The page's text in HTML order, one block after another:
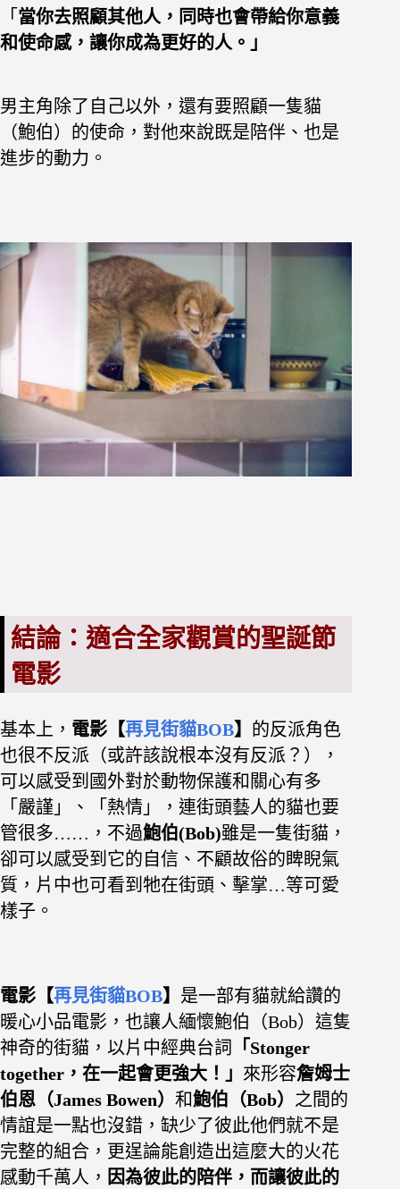
「 當你去照顧其他人，同時也會帶給你意義
和使命感，讓你成為更好的人。 」
男主角除了自己以外，還有要照顧一隻貓
（鮑伯）的使命，對他來說既是陪伴、也是
進步的動力。
結論：適合全家觀賞的聖誕節
電影
基本上， 電影【再見街貓BOB】 的反派角色
也很不反派（或許該說根本沒有反派？），
可以感受到國外對於動物保護和關心有多
「嚴謹」、「熱情」，連街頭藝人的貓也要
管很多……，不過鮑伯(Bob)雖是一隻街貓，
卻可以感受到它的自信、不顧故俗的睥睨氣
質，片中也可看到牠在街頭、擊掌…等可愛
樣子。
電影【再見街貓BOB】 是一部有貓就給讚的
暖心小品電影，也讓人緬懷鮑伯（Bob）這隻
神奇的街貓，以片中經典台詞
「Stonger
together，在一起會更強大！ 」 來形容詹姆士
伯恩（James Bowen） 和鮑伯（Bob） 之間的
情誼是一點也沒錯，缺少了彼此他們就不是
完整的組合，更逞論能創造出這麼大的火花
感動千萬人， 因為彼此的陪伴，而讓彼此的